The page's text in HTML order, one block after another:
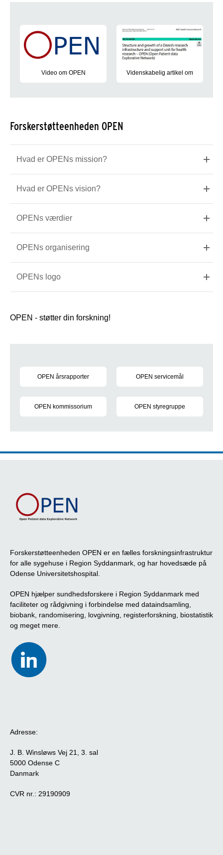
Video om OPEN Videnskabelig artikel om
Forskerstøtteenheden OPEN
Hvad er OPENs mission?
Hvad er OPENs vision?
OPENs værdier
OPENs organisering
OPENs logo
OPEN - støtter din forskning!
OPEN årsrapporter OPEN servicemål
OPEN kommissorium OPEN styregruppe
Forskerstøtteenheden OPEN er en fælles forskningsinfrastruktur
for alle sygehuse i Region Syddanmark, og har hovedsæde på
Odense Universitetshospital.
OPEN hjælper sundhedsforskere i Region Syddanmark med
faciliteter og rådgivning i forbindelse med dataindsamling,
biobank, randomisering, lovgivning, registerforskning, biostatistik
og meget mere.
Adresse:
J. B. Winsløws Vej 21, 3. sal
5000 Odense C
Danmark
CVR nr.: 29190909